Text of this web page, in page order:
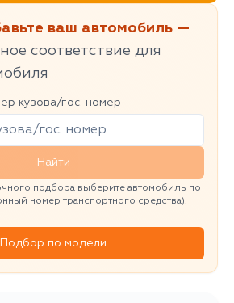
ваш автомобиль —
соответствие для
кузова/гос. номер
Найти
подбора выберите автомобиль по
номер транспортного средства).
Подбор по модели